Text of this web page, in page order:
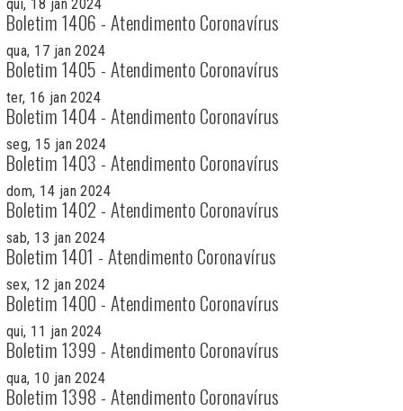
qui, 18 jan 2024
Boletim 1406 - Atendimento Coronavírus
qua, 17 jan 2024
Boletim 1405 - Atendimento Coronavírus
ter, 16 jan 2024
Boletim 1404 - Atendimento Coronavírus
seg, 15 jan 2024
Boletim 1403 - Atendimento Coronavírus
dom, 14 jan 2024
Boletim 1402 - Atendimento Coronavírus
sab, 13 jan 2024
Boletim 1401 - Atendimento Coronavírus
sex, 12 jan 2024
Boletim 1400 - Atendimento Coronavírus
qui, 11 jan 2024
Boletim 1399 - Atendimento Coronavírus
qua, 10 jan 2024
Boletim 1398 - Atendimento Coronavírus